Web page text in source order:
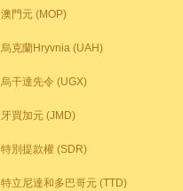
澳門元 (MOP)
烏克蘭Hryvnia (UAH)
烏干達先令 (UGX)
牙買加元 (JMD)
特別提款權 (SDR)
特立尼達和多巴哥元 (TTD)